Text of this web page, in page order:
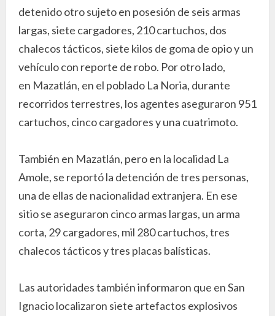
detenido otro sujeto en posesión de seis armas
largas, siete cargadores, 210 cartuchos, dos
chalecos tácticos, siete kilos de goma de opio y un
vehículo con reporte de robo. Por otro lado,
en Mazatlán, en el poblado La Noria, durante
recorridos terrestres, los agentes aseguraron 951
cartuchos, cinco cargadores y una cuatrimoto.
También en Mazatlán, pero en la localidad La
Amole, se reportó la detención de tres personas,
una de ellas de nacionalidad extranjera. En ese
sitio se aseguraron cinco armas largas, un arma
corta, 29 cargadores, mil 280 cartuchos, tres
chalecos tácticos y tres placas balísticas.
Las autoridades también informaron que en San
Ignacio localizaron siete artefactos explosivos